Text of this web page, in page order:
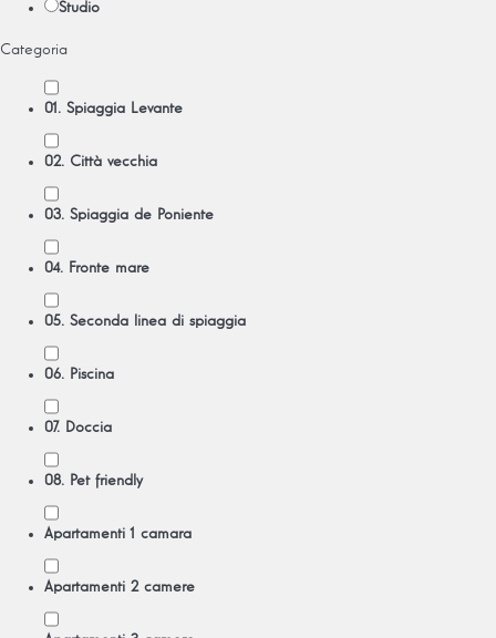
Studio
Categoria
01. Spiaggia Levante
02. Città vecchia
03. Spiaggia de Poniente
04. Fronte mare
05. Seconda linea di spiaggia
06. Piscina
07. Doccia
08. Pet friendly
Apartamenti 1 camara
Apartamenti 2 camere